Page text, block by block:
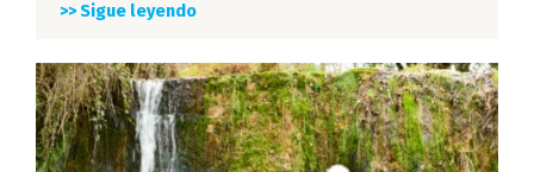
>> Sigue leyendo